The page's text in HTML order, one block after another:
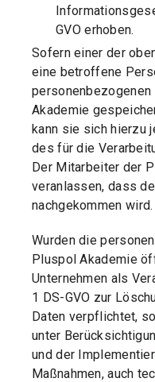
GVO erhoben.
Sofern einer der
eine betroffene
Akademie
kann sie sich hierzu
des für die
Der Mitarbeiter der
veranlassen, dass
nachgekommen wird.
Wurden die
Pluspol Akademie
Unternehmen als
1 DS-GVO zur
Daten verpflichtet,
unter
und der
Maßnahmen, auch